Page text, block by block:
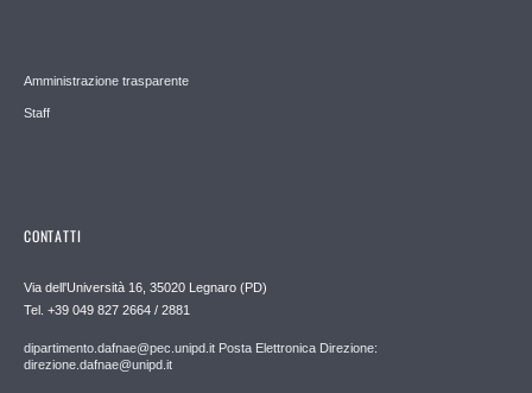
Amministrazione trasparente
Staff
CONTATTI
Via dell'Università 16, 35020 Legnaro (PD)
Tel. +39 049 827 2664 / 2881
dipartimento.dafnae@pec.unipd.it Posta Elettronica Direzione:
direzione.dafnae@unipd.it